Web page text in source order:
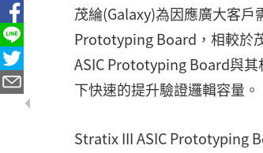
茂綸(Galaxy)為因應廣大客
Prototyping Board，相較於
ASIC Prototyping Board與其
下快速的提升驗證邏輯容量。
Stratix III ASIC Prototyping